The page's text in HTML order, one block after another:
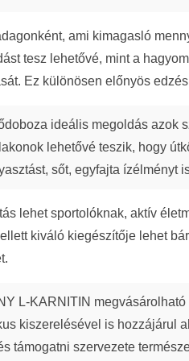
ami kimagasló
tesz lehetővé, mint a
Ez különösen előnyös
ideális megoldás
lehetővé teszik, hogy
sőt, egyfajta ízélményt
lehet sportolóknak, aktív
kiváló kiegészítője lehet
L-KARNITIN
kiszerelésével is hozzájárul
támogatni szervezete